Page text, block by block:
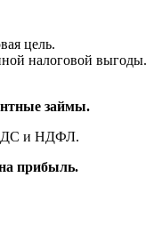
цель.
налоговой выгоды.
займы.
и НДФЛ.
прибыль.